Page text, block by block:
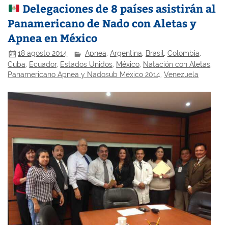
Delegaciones de 8 países asistirán al
Panamericano de Nado con Aletas y
Apnea en México
18 agosto 2014 Apnea,Argentina, Brasil,Colombia,
Cuba
Ecuador, Estados Unidos México Natación con Aletas
Panamericano Apnea y Nadosub México 2014 ,Venezuela